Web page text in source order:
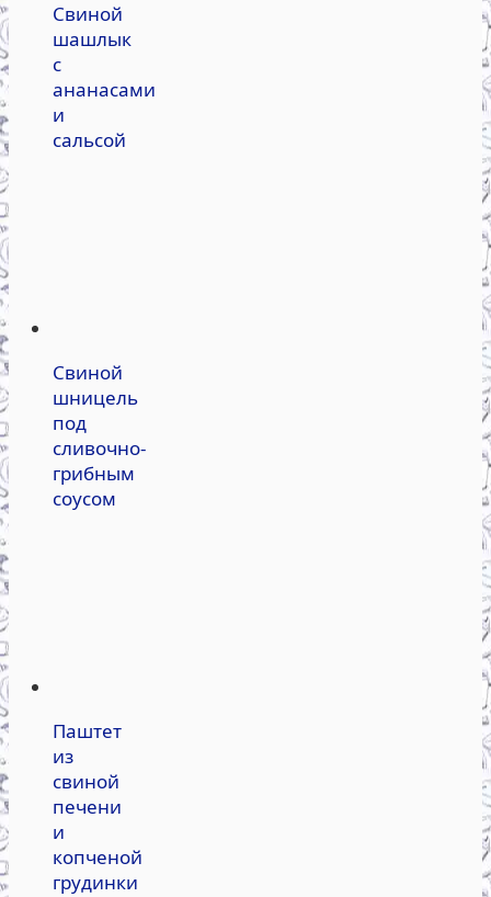
Свиной
шашлык
с
ананасами
и
сальсой
Свиной
шницель
под
сливочно-
грибным
соусом
Паштет
из
свиной
печени
и
копченой
грудинки